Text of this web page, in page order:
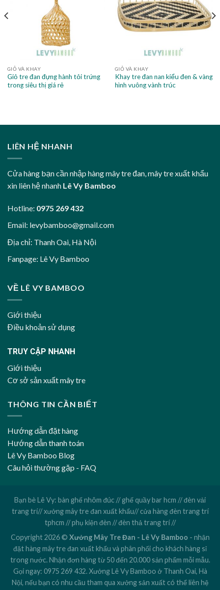
GIỎ VÀ KHAY
Giỏ tre đan đựng hành tỏi trứng
trong siêu thị giá rẻ
GIỎ VÀ KHAY
Khay tre đan nan kiểu đen & vàng
hình vuông vành trúc
LIÊN HỆ NHANH
Cửa hàng bạn cần nhập hàng mây tre đan, mây tre xuất khẩu
xin liên hệ nhanh Lê Vy Bamboo
Hotline: 0975 269 432
Email: levybamboo@gmail.com
Địa chỉ: Thanh Oai, Hà Nội
Fanpage: Lê Vy Bamboo
VỀ LÊ VY BAMBOO
Giới thiệu
Điều khoản sử dụng
TRUY CẬP NHANH
Giới thiệu
Cơ sở sản xuất mây tre
THÔNG TIN CẦN BIẾT
Hướng dẫn đặt hàng
Hướng dẫn thanh toán
Lê Vy Bamboo Blog
Câu hỏi thường gặp - FAQ
Bạn bè Lê Vy: bàn ghế nhôm đúc //ghế quầy bar hcm //đèn vải
trang trí//xưởng mây tre đan xuất khẩu//cửa hàng đèn trang trí
tphcm //phụ kiện đèn //đèn thả trang trí//
Copyright 2026 © Xưởng Mây Tre Đan - Lê Vy Bamboo - nhận
đặt hàng mây tre đan xuất khẩu và phân phối cho khách hàng sỉ
trong nước. Nhận đơn hàng từ 50 đến 20.000 sản phẩm mỗi mẫu.
Gọi ngay: 0975 269 432. Xưởng Lê Vy Bamboo ở Thanh Oai, Hà
Nội, nếu bạn có nhu cầu tham qua xưởng sản xuất có thể liên hệ